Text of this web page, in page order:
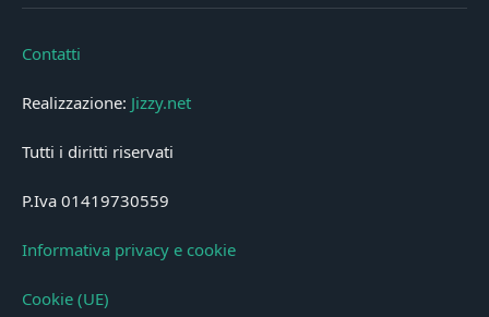
Contatti
Realizzazione: Jizzy.net
Tutti i diritti riservati
P.Iva 01419730559
Informativa privacy e cookie
Cookie (UE)